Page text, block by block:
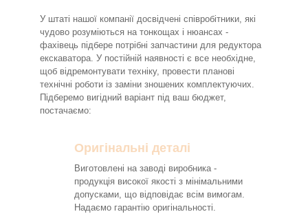
У штаті нашої компанії досвідчені співробітники, які
чудово розуміються на тонкощах і нюансах -
фахівець підбере потрібні запчастини для редуктора
екскаватора. У постійній наявності є все необхідне,
щоб відремонтувати техніку, провести планові
технічні роботи із заміни зношених комплектуючих.
Підберемо вигідний варіант під ваш бюджет,
постачаємо:
Оригінальні деталі
Виготовлені на заводі виробника -
продукція високої якості з мінімальними
допусками, що відповідає всім вимогам.
Надаємо гарантію оригінальності.